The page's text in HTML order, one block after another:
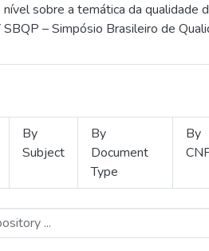
sobre a temática da
– Simpósio Brasileiro de
By
Subject
By
Document
Type
By